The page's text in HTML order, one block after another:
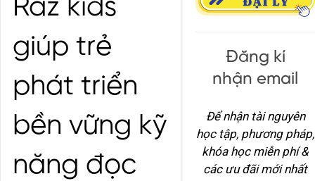
Raz kids
giúp trẻ
phát triển
bền vững kỹ
năng đọc
Đăng kí
nhận email
Để nhận tài nguyên
học tập, phương pháp,
khóa học miễn phí &
các ưu đãi mới nhất